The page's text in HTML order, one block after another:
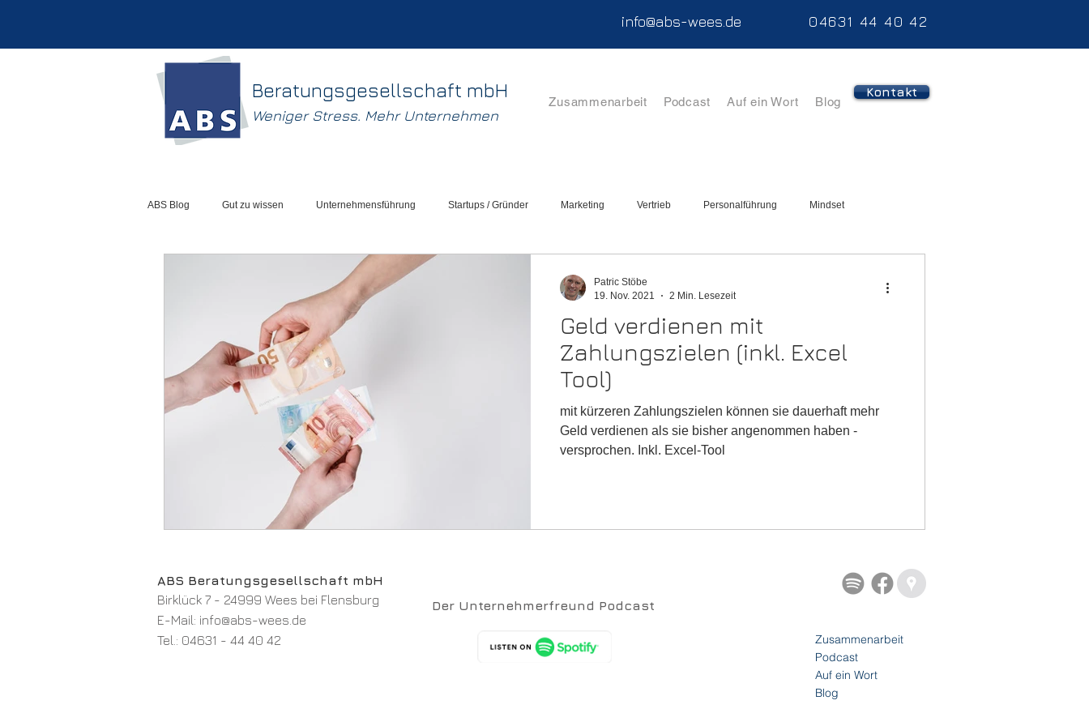
info@abs-wees.de 04631 44 40 42
Beratungsgesellschaft mbH
Weniger Stress. Mehr Unternehmen
Zusammenarbeit Podcast Auf ein Wort Blog
Kontakt
ABS Blog Gut zu wissen Unternehmensführung Startups / Gründer Marketing Vertrieb Personalführung Mindset
Kalkulation Unternehmensbewertung
Geld verdienen mit
Zahlungszielen (inkl. Excel
Tool)
mit kürzeren Zahlungszielen können sie dauerhaft mehr
Geld verdienen als sie bisher angenommen haben -
versprochen. Inkl. Excel-Tool
Patric Stöbe
19. Nov. 2021
2 Min. Lesezeit
ABS Beratungsgesellschaft mbH
Birklück 7 - 24999 Wees bei Flensburg
E-Mail: info@abs-wees.de
Tel.: 04631 - 44 40 42
Der Unternehmerfreund Podcast
Zusammenarbeit
Podcast
Auf ein Wort
Blog